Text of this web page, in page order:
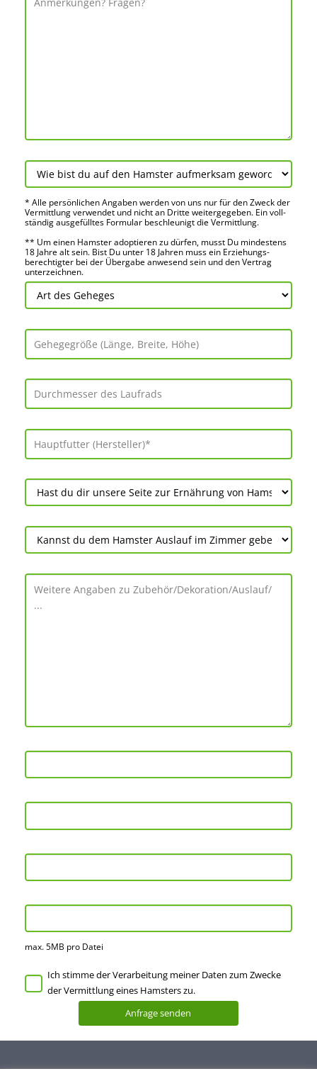
* Alle persön­lichen Angaben werden von uns nur für den Zweck der
Vermitt­lung verwendet und nicht an Dritte weiter­gegeben. Ein voll­
ständig ausge­fülltes Formular beschleu­nigt die Vermitt­lung.
** Um einen Hamster adoptieren zu dürfen, musst Du mindes­tens
18 Jahre alt sein. Bist Du unter 18 Jahren muss ein Erziehungs­
berechtigter bei der Über­gabe anwes­end sein und den Vertrag
unter­zeichnen.
max. 5MB pro Datei
Ich stimme der Verarbeitung meiner Daten zum Zwecke
der Vermittlung eines Hamsters zu.